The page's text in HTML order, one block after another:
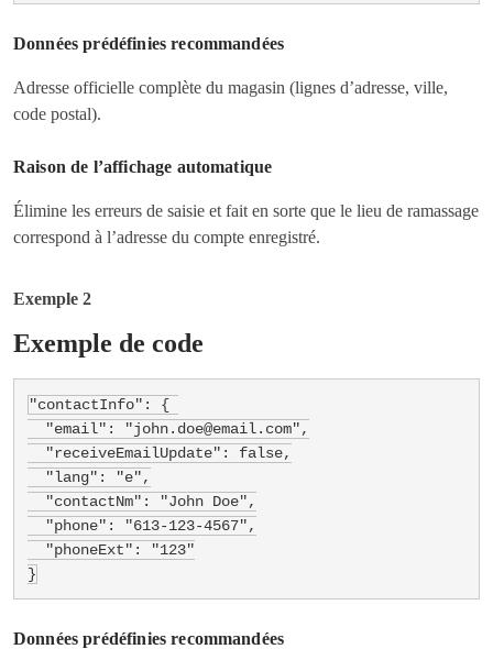
Données prédéfinies recommandées
Adresse officielle complète du magasin (lignes d’adresse, ville,
code postal).
Raison de l’affichage automatique
Élimine les erreurs de saisie et fait en sorte que le lieu de ramassage
correspond à l’adresse du compte enregistré.
Exemple 2
Exemple de code
"contactInfo": {
}
Données prédéfinies recommandées